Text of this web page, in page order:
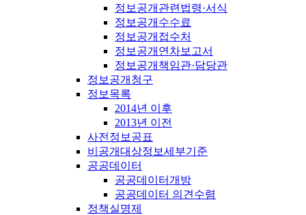
정보공개관련법령·서식
정보공개수수료
정보공개접수처
정보공개연차보고서
정보공개책임관·담당관
정보공개청구
정보목록
2014년 이후
2013년 이전
사전정보공표
비공개대상정보세부기준
공공데이터
공공데이터개방
공공데이터 의견수렴
정책실명제